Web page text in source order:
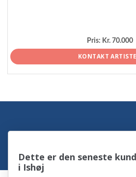
Pris: Kr. 70.000
KONTAKT
Dette er den seneste
i Ishøj